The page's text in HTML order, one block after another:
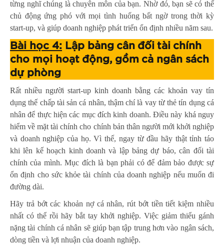
từng nghĩ chúng là chuyên môn của bạn. Nhờ đó, bạn sẽ có thể
chủ động ứng phó với mọi tình huống bất ngờ trong thời kỳ
start-up, và giúp doanh nghiệp phát triển ổn định nhiều năm sau.
Bài học 4: Lập bảng cân đối tài chính
cho mọi hoạt động, gồm cả ngân sách
dự phòng
Rất nhiều người start-up kinh doanh bằng các khoản vay tín
dụng thế chấp tài sản cá nhân, thậm chí là vay từ thẻ tín dụng cá
nhân để thực hiện các mục đích kinh doanh. Điều này khá nguy
hiểm về mặt tài chính cho chính bản thân người mới khởi nghiệp
và doanh nghiệp của họ. Vì thế, ngay từ đầu hãy thật tỉnh táo
khi lên kế hoạch kinh doanh và lập bảng dự báo, cân đối tài
chính của mình. Mục đích là bạn phải có để đảm bảo được sự
ổn định cho sức khỏe tài chính của doanh nghiệp nếu muốn đi
đường dài.
Hãy trả bớt các khoản nợ cá nhân, rút bớt tiền tiết kiệm nhiều
nhất có thể rồi hãy bắt tay khởi nghiệp. Việc giảm thiểu gánh
nặng tài chính cá nhân sẽ giúp bạn tập trung hơn vào ngân sách,
dòng tiền và lợi nhuận của doanh nghiệp.